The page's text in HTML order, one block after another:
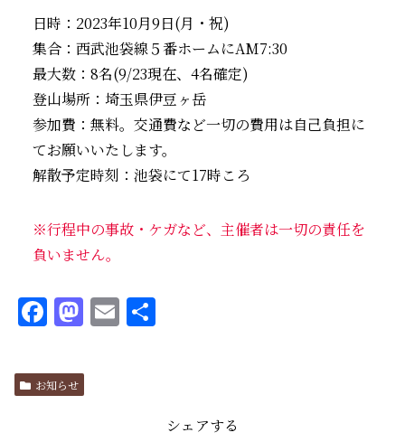
日時：2023年10月9日(月・祝)
集合：西武池袋線５番ホームにAM7:30
最大数：8名(9/23現在、4名確定)
登山場所：埼玉県伊豆ヶ岳
参加費：無料。交通費など一切の費用は自己負担に
てお願いいたします。
解散予定時刻：池袋にて17時ころ
※行程中の事故・ケガなど、主催者は一切の責任を
負いません。
F
c
e
M
st
o
E
お知らせ
シェアする